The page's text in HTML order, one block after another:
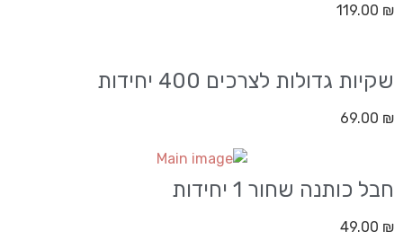
119.00 ₪
שקיות גדולות לצרכים 400 יחידות
69.00 ₪
חבל כותנה שחור 1 יחידות
49.00 ₪